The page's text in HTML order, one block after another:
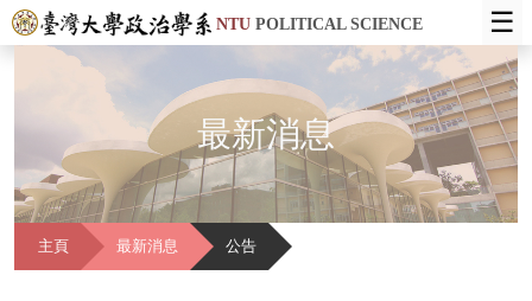
NTUPOLITICAL SCIENCE ☰
最新消息
主頁 最新消息 公告